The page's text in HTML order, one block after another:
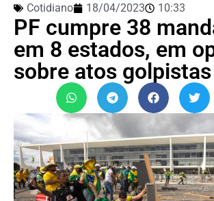
Cotidiano 18/04/2023 10:33
PF cumpre 38
em 8 estados, em
sobre atos golpistas